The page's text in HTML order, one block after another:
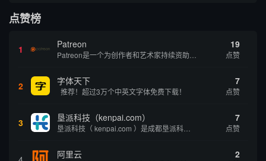
点赞榜
1 Patreon 19
点赞
2 字体天下
推荐！超过3万个中英文字体免费下载！
7
点赞
3 垦派科技（kenpai.com） 7
点赞
阿里云 2